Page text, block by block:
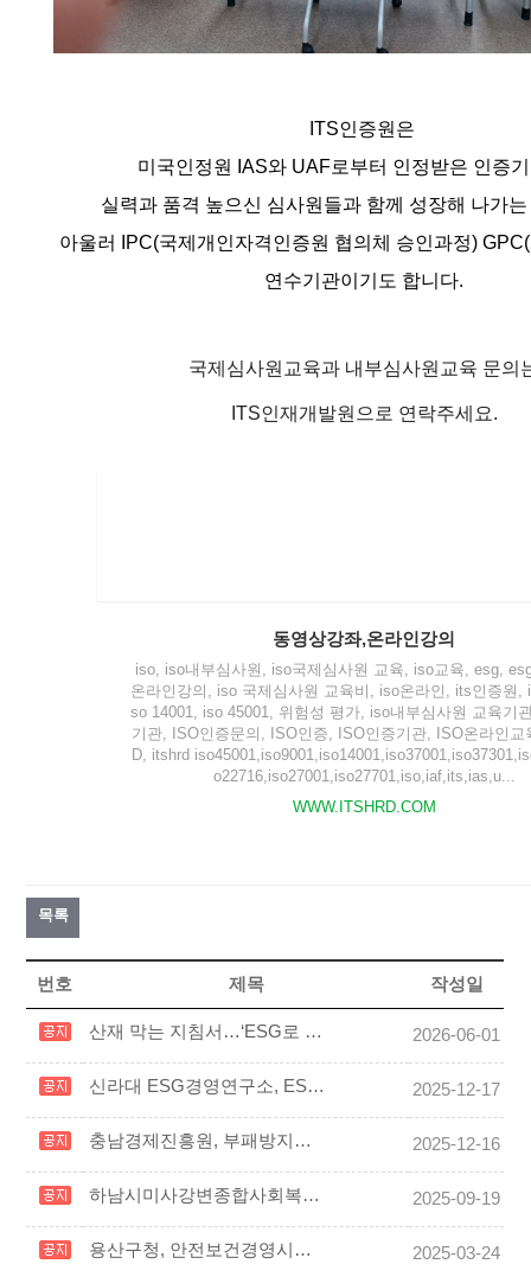
ITS인증원은
미국인정원 IAS와 UAF로부터 인정받은 인증
실력과 품격 높으신 심사원들과 함께 성장해 나가
아울러 IPC(국제개인자격인증원 협의체 승인과정)GPC(
연수기관이기도 합니다.
국제심사원교육과 내부심사원교육 문의
ITS인재개발원으로 연락주세요.
동영상강좌,온라인강의
iso, iso내부심사원, iso국제심사원 교육, iso교육, esg,
온라인강의, iso 국제심사원 교육비, iso온라인, its인증원,
so 14001, iso 45001, 위험성 평가, iso내부심사원 교육기
기관, ISO인증문의, ISO인증, ISO인증기관, ISO온라인교
D, itshrd
o22716,iso27001,iso27701,iso,iaf,its,ias,u...
WWW.ITSHRD.COM
목록
번호 제목 작성일
산재 막는 지침서…‘ESG로 설계하는 안전보건경영’ 출간 2026-06-01
신라대 ESG경영연구소, ESG & ISO인증원과 업무협약 체결 2025-12-17
충남경제진흥원, 부패방지경영시스템 ‘ISO 37001’ 인증 획득 2025-12-16
하남시미사강변종합사회복지관 ISO 45001 인증 2025-09-19
용산구청, 안전보건경영시스템 인증 획득 2025-03-24